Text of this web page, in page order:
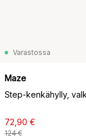
Varastossa
Maze
Step-kenkähylly,
72,90 €
124 €